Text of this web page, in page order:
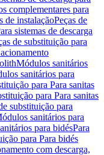
complementares para
de instalaçãoPeças de
sistemas de descarga
de substituição para
Módulos sanitários
sanitários para
para Para sanitas
para Para sanitas
substituição para
sanitários para
para bidésPara
para Para bidés
com descarga,